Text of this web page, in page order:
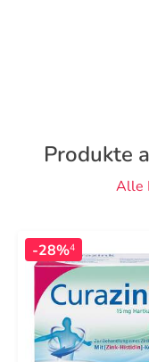
Produkte
Alle
-28%4